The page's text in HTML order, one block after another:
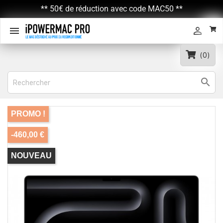
** 50€ de réduction avec code MAC50 **
 
(0)

PROMO !
-460,00 €
NOUVEAU